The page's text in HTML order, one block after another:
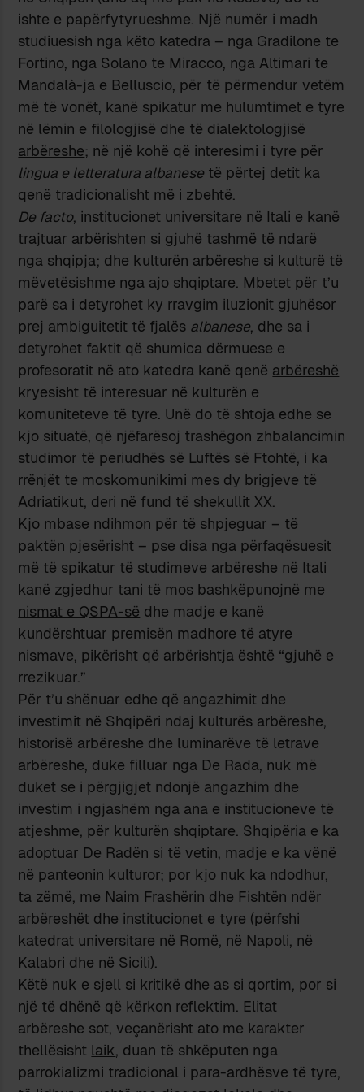
ishte e papërfytyrueshme. Një numër i madh
studiuesish nga këto katedra – nga Gradilone te
Fortino, nga Solano te Miracco, nga Altimari te
Mandalà-ja e Belluscio, për të përmendur vetëm
më të vonët, kanë spikatur me hulumtimet e tyre
në lëmin e filologjisë dhe të dialektologjisë
arbëreshe; në një kohë që interesimi i tyre për
lingua e letteratura albanese të përtej detit ka
qenë tradicionalisht më i zbehtë.
De facto, institucionet universitare në Itali e kanë
trajtuar arbërishten si gjuhë tashmë të ndarë
nga shqipja; dhe kulturën arbëreshe si kulturë të
mëvetësishme nga ajo shqiptare. Mbetet për t’u
parë sa i detyrohet ky rravgim iluzionit gjuhësor
prej ambiguitetit të fjalës albanese, dhe sa i
detyrohet faktit që shumica dërmuese e
profesoratit në ato katedra kanë qenë arbëreshë
kryesisht të interesuar në kulturën e
komuniteteve të tyre. Unë do të shtoja edhe se
kjo situatë, që njëfarësoj trashëgon zhbalancimin
studimor të periudhës së Luftës së Ftohtë, i ka
rrënjët te moskomunikimi mes dy brigjeve të
Adriatikut, deri në fund të shekullit XX.
Kjo mbase ndihmon për të shpjeguar – të
paktën pjesërisht – pse disa nga përfaqësuesit
më të spikatur të studimeve arbëreshe në Itali
kanë zgjedhur tani të mos bashkëpunojnë me
nismat e QSPA-së dhe madje e kanë
kundërshtuar premisën madhore të atyre
nismave, pikërisht që arbërishtja është “gjuhë e
rrezikuar.”
Për t’u shënuar edhe që angazhimit dhe
investimit në Shqipëri ndaj kulturës arbëreshe,
historisë arbëreshe dhe luminarëve të letrave
arbëreshe, duke filluar nga De Rada, nuk më
duket se i përgjigjet ndonjë angazhim dhe
investim i ngjashëm nga ana e institucioneve të
atjeshme, për kulturën shqiptare. Shqipëria e ka
adoptuar De Radën si të vetin, madje e ka vënë
në panteonin kulturor; por kjo nuk ka ndodhur,
ta zëmë, me Naim Frashërin dhe Fishtën ndër
arbëreshët dhe institucionet e tyre (përfshi
katedrat universitare në Romë, në Napoli, në
Kalabri dhe në Sicili).
Këtë nuk e sjell si kritikë dhe as si qortim, por si
një të dhënë që kërkon reflektim. Elitat
arbëreshe sot, veçanërisht ato me karakter
thellësisht laik, duan të shkëputen nga
parrokializmi tradicional i para-ardhësve të tyre,